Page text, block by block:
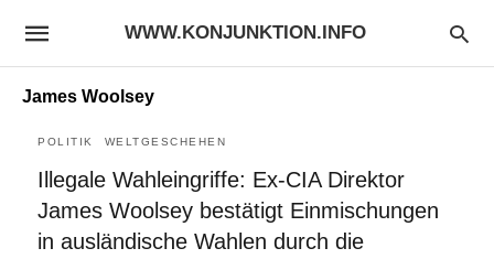
WWW.KONJUNKTION.INFO
James Woolsey
POLITIK WELTGESCHEHEN
Illegale Wahleingriffe: Ex-CIA Direktor
James Woolsey bestätigt Einmischungen
in ausländische Wahlen durch die